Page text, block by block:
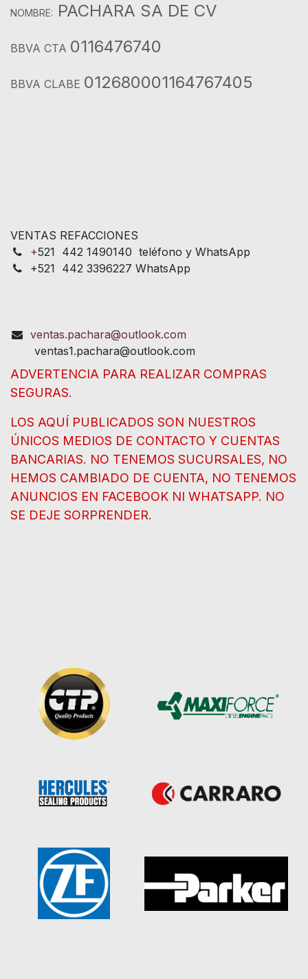
NOMBRE: PACHARA SA DE CV
BBVA CTA 0116476740
BBVA CLABE 012680001164767405
VENTAS REFACCIONES
+521 442 1490140 teléfono y WhatsApp
+521 442 3396227 WhatsApp
ventas.pachara@outlook.com
ventas1.pachara@outlook.com
ADVERTENCIA PARA REALIZAR COMPRAS
SEGURAS.
LOS AQUÍ PUBLICADOS SON NUESTROS
ÚNICOS MEDIOS DE CONTACTO Y CUENTAS
BANCARIAS. NO TENEMOS SUCURSALES, NO
HEMOS CAMBIADO DE CUENTA, NO TENEMOS
ANUNCIOS EN FACEBOOK NI WHATSAPP. NO
SE DEJE SORPRENDER.